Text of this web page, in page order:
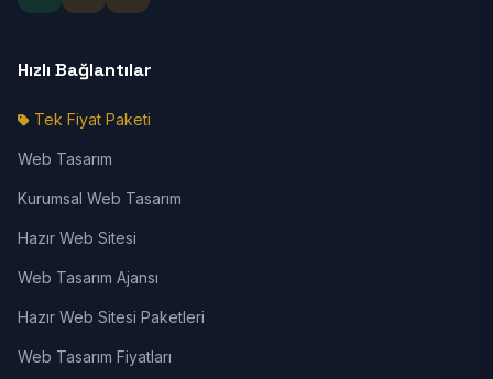
Hızlı Bağlantılar
Tek Fiyat Paketi
Web Tasarım
Kurumsal Web Tasarım
Hazır Web Sitesi
Web Tasarım Ajansı
Hazır Web Sitesi Paketleri
Web Tasarım Fiyatları